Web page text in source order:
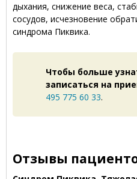
дыхания, снижение веса,
сосудов, исчезновение
синдрома Пиквика.
Чтобы больше
записаться на
495 775 60 33.
Отзывы